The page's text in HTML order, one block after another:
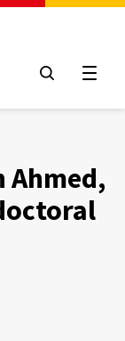
Ahmed,